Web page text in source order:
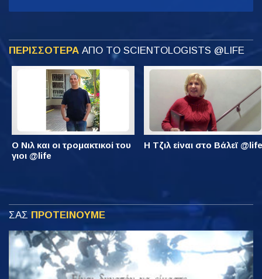
ΠΕΡΙΣΣΟΤΕΡΑ ΑΠΟ ΤΟ SCIENTOLOGISTS @LIFE
Ο Νιλ και οι τρομακτικοί του
γιοι @life
Η Τζιλ είναι στο Βάλεϊ @life
ΣΑΣ ΠΡΟΤΕΙΝΟΥΜΕ